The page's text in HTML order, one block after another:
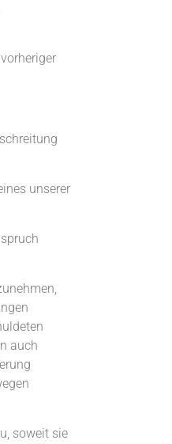
unserer
auch
soweit sie